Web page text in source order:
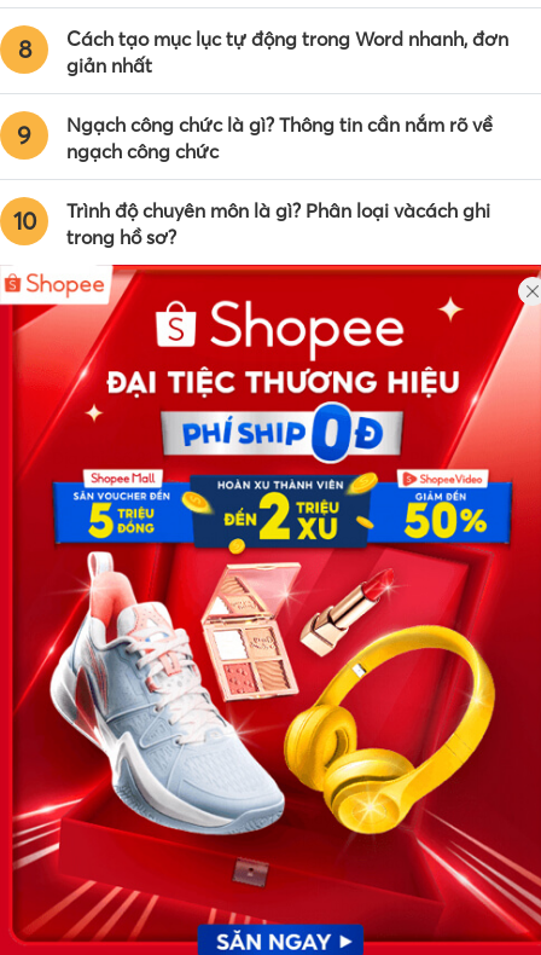
8
Cách tạo mục lục tự động trong Word nhanh, đơn
giản nhất
9
Ngạch công chức là gì? Thông tin cần nắm rõ về
ngạch công chức
10
Trình độ chuyên môn là gì? Phân loại vàcách ghi
trong hồ sơ?
Công ty TNHH Eyeplus Online
Địa chỉ: Số 81, ngõ 68, đường Cầu Giấy, Tổ 05, Phường Quan
Hoa, Quận Cầu Giấy, TP Hà Nội, Việt Nam
SĐT: 0981 448 766
Email:
hotro@timviec.com.vn
VỀ CHÚNG TÔI
News.timviec.com.vn là website cung cấp thông tin liên quan đến
nhân sự, nghề nghiệp do Timviec.com.vn vận hành nhằm giúp
doanh nghiệp, nhân sự tuyển dụng, người đi làm, người tìm việc
cập nhật thông tin và đáp ứng được mong muốn của mình.
KẾT NỐI
Giấy phép hoạt động dịch vụ
việc làm số 54/2019/SLĐTBXH-
GP do Sở lao động thương
binh và xã hội cấp ngày 30
tháng 12 năm 2019.